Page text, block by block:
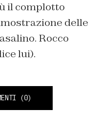
il complotto
delle
Rocco
lui).
(0)